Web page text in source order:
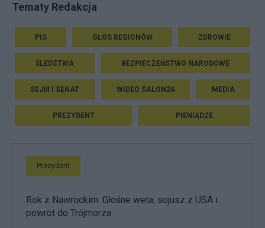
Tematy Redakcja
PIS GŁOS REGIONÓW ZDROWIE
ŚLEDZTWA BEZPIECZEŃSTWO NARODOWE
SEJM I SENAT WIDEO SALON24 MEDIA
PREZYDENT PIENIĄDZE
Prezydent
Rok z Nawrockim. Głośne weta, sojusz z USA i
powrót do Trójmorza